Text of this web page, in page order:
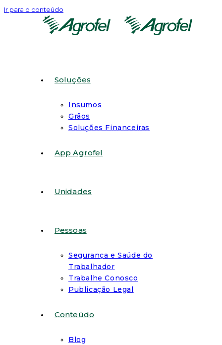
Ir para o conteúdo
Soluções
Insumos
Grãos
Soluções Financeiras
App Agrofel
Unidades
Pessoas
Segurança e Saúde do
Trabalhador
Trabalhe Conosco
Publicação Legal
Conteúdo
Blog